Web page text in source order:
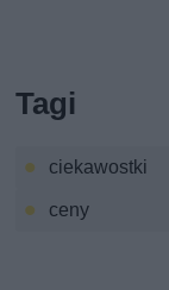
Tagi
ciekawostki
ceny